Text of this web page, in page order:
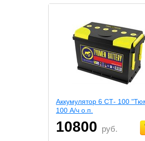
Аккумулятор 6 СТ- 100
100 А/ч о.п.
10800 руб.